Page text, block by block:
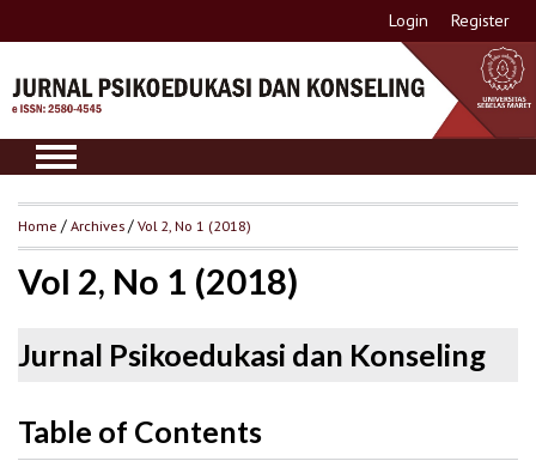
Login Register
Home /Archives/Vol 2, No 1 (2018)
Vol 2, No 1 (2018)
Jurnal Psikoedukasi dan Konseling
Table of Contents